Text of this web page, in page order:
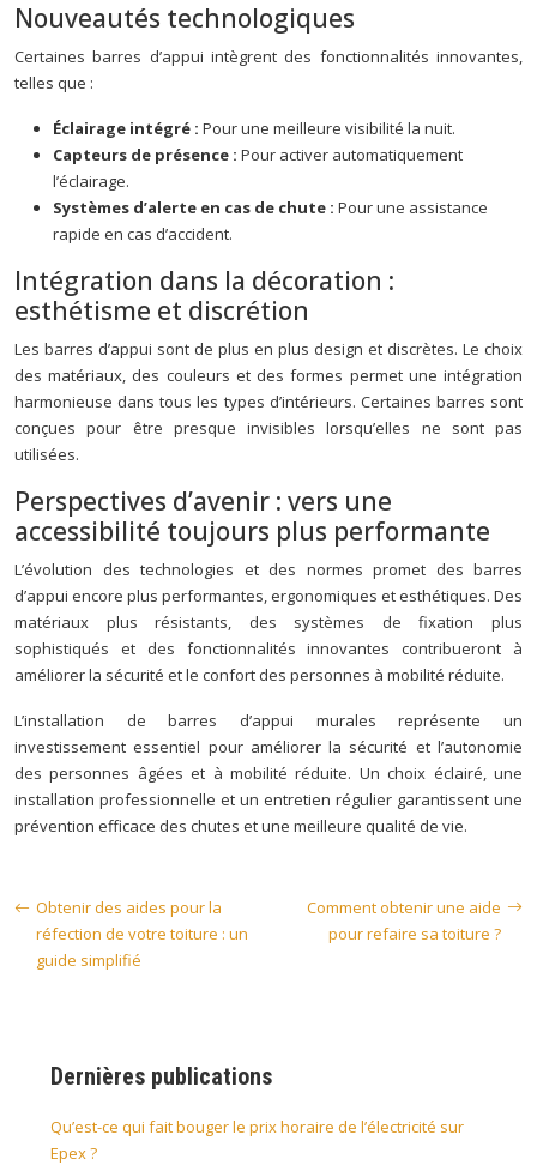
Nouveautés technologiques
Certaines barres d’appui intègrent des fonctionnalités innovantes,
telles que :
Éclairage intégré : Pour une meilleure visibilité la nuit.
Capteurs de présence : Pour activer automatiquement
l’éclairage.
Systèmes d’alerte en cas de chute : Pour une assistance
rapide en cas d’accident.
Intégration dans la décoration :
esthétisme et discrétion
Les barres d’appui sont de plus en plus design et discrètes. Le choix
des matériaux, des couleurs et des formes permet une intégration
harmonieuse dans tous les types d’intérieurs. Certaines barres sont
conçues pour être presque invisibles lorsqu’elles ne sont pas
utilisées.
Perspectives d’avenir : vers une
accessibilité toujours plus performante
L’évolution des technologies et des normes promet des barres
d’appui encore plus performantes, ergonomiques et esthétiques. Des
matériaux plus résistants, des systèmes de fixation plus
sophistiqués et des fonctionnalités innovantes contribueront à
améliorer la sécurité et le confort des personnes à mobilité réduite.
L’installation de barres d’appui murales représente un
investissement essentiel pour améliorer la sécurité et l’autonomie
des personnes âgées et à mobilité réduite. Un choix éclairé, une
installation professionnelle et un entretien régulier garantissent une
prévention efficace des chutes et une meilleure qualité de vie.
Obtenir des aides pour la
réfection de votre toiture : un
guide simplifié
Comment obtenir une aide
pour refaire sa toiture ?
Dernières publications
Qu’est-ce qui fait bouger le prix horaire de l’électricité sur
Epex ?